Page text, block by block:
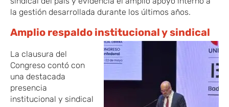
la gestión desarrollada durante los últimos años.
Amplio respaldo institucional y sindical
La clausura del
Congreso contó con
una destacada
presencia
institucional y sindical